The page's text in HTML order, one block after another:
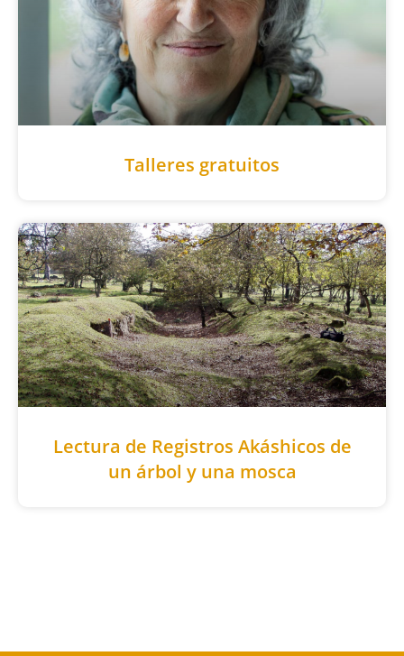
Talleres gratuitos
Lectura de Registros Akáshicos de
un árbol y una mosca